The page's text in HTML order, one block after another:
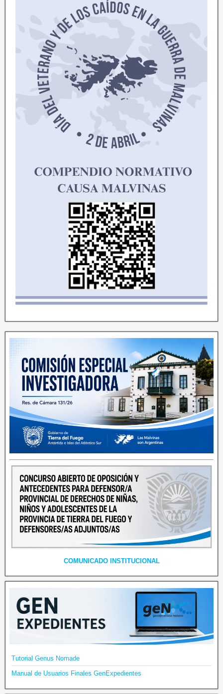
COMUNICADO INSTITUCIONAL
Tutorial Genus Nomade
Manual de Usuarios Finales GenExpedientes